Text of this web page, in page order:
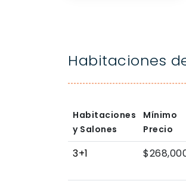
Habitaciones
Habitaciones
y Salones
Mínimo
Precio
3+1